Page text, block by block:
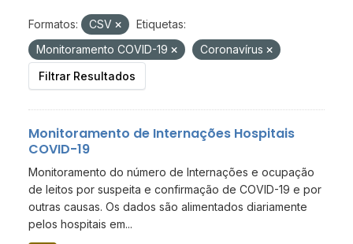
Formatos: CSV
Etiquetas:
Monitoramento COVID-19
Coronavírus
Filtrar Resultados
Monitoramento de Internações Hospitais
COVID-19
Monitoramento do número de Internações e ocupação
de leitos por suspeita e confirmação de COVID-19 e por
outras causas. Os dados são alimentados diariamente
pelos hospitais em...